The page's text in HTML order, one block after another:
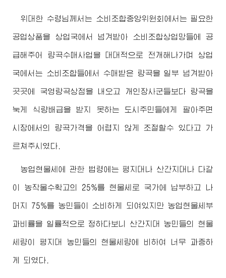
위대한 수령님께서는 소비조합중앙위원회에서는 필요한
공업상품을 상업국에서 넘겨받아 소비조합상업망들에 공
급해주어 량곡수매사업을 대대적으로 전개해나가며 상업
국에서는 소비조합들에서 수매받은 량곡을 일부 넘겨받아
곳곳에 국영량곡상점을 내오고 개인장사군들보다 량곡을
눅게 식량배급을 받지 못하는 도시주민들에게 팔아주면
시장에서의 량곡가격을 어렵지 않게 조절할수 있다고 가
르쳐주시였다.
농업현물세에 관한 법령에는 평지대나 산간지대나 다같
이 농작물수확고의 25%를 현물세로 국가에 납부하고 나
머지 75%를 농민들이 소비하게 되여있지만 농업현물세부
과비률을 일률적으로 정하다보니 산간지대 농민들의 현물
세량이 평지대 농민들의 현물세량에 비하여 너무 과중하
게 되였다.